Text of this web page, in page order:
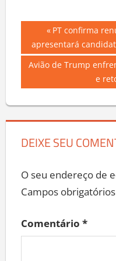
Navegação
de
Previous
Post:
PT confirma
apresentará
Next
Avião de Trump
e
DEIXE SEU
O seu endereço de
Campos
Comentário *